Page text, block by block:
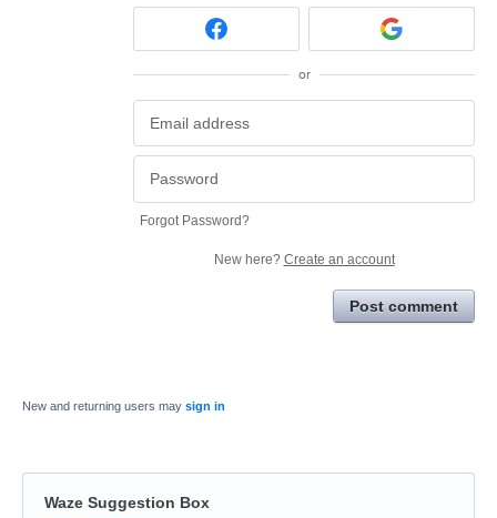
or
Forgot Password?
New here? Create an account
Post comment
New and returning users may sign in
Waze Suggestion Box